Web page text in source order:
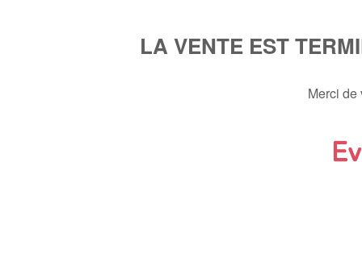
LA VENTE EST
Merci de